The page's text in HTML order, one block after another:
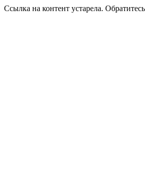
Ссылка на контент устарела.